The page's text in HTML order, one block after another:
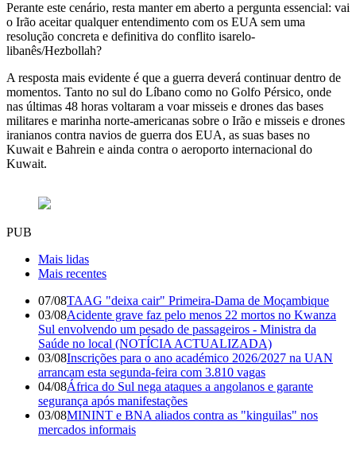
Perante este cenário, resta manter em aberto a pergunta essencial: vai
o Irão aceitar qualquer entendimento com os EUA sem uma
resolução concreta e definitiva do conflito isarelo-
libanês/Hezbollah?
A resposta mais evidente é que a guerra deverá continuar dentro de
momentos. Tanto no sul do Líbano como no Golfo Pérsico, onde
nas últimas 48 horas voltaram a voar misseis e drones das bases
militares e marinha norte-americanas sobre o Irão e misseis e drones
iranianos contra navios de guerra dos EUA, as suas bases no
Kuwait e Bahrein e ainda contra o aeroporto internacional do
Kuwait.
PUB
Mais lidas
Mais recentes
07/08TAAG "deixa cair" Primeira-Dama de Moçambique
03/08Acidente grave faz pelo menos 22 mortos no Kwanza
Sul envolvendo um pesado de passageiros - Ministra da
Saúde no local (NOTÍCIA ACTUALIZADA)
03/08Inscrições para o ano académico 2026/2027 na UAN
arrancam esta segunda-feira com 3.810 vagas
04/08África do Sul nega ataques a angolanos e garante
segurança após manifestações
03/08MININT e BNA aliados contra as "kinguilas" nos
mercados informais